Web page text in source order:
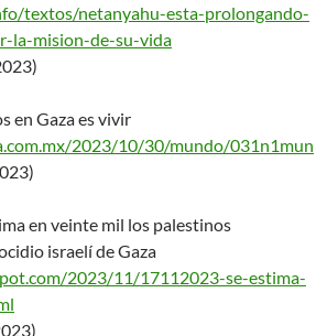
textos/netanyahu-esta-prolongando-
la-mision-de-su-vida
en Gaza es vivir
2023/10/30/mundo/031n1mun
en veinte mil los palestinos
israelí de Gaza
2023/11/17112023-se-estima-